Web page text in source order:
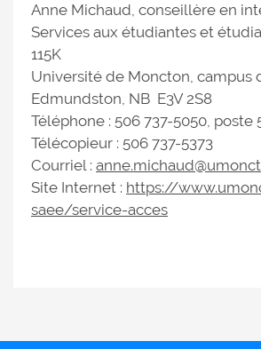
Anne Michaud, conseillère en
Services aux étudiantes et
115K
Université de Moncton, campus
Edmundston, NB E3V 2S8
Téléphone : 506 737-5050, poste
Télécopieur : 506 737-5373
Courriel :
Site Internet : https://
saee/service-acces